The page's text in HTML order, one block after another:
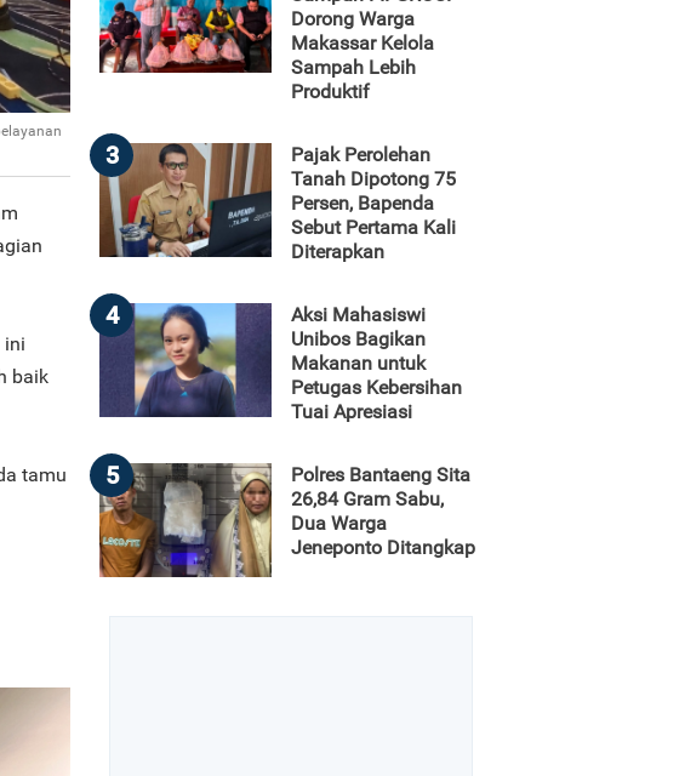
ini
baik
tamu
Dorong Warga
Makassar Kelola
Sampah Lebih
Produktif
3
Pajak Perolehan
Tanah Dipotong 75
Persen, Bapenda
Sebut Pertama Kali
Diterapkan
4
Aksi Mahasiswi
Unibos Bagikan
Makanan untuk
Petugas Kebersihan
Tuai Apresiasi
5
Polres Bantaeng Sita
26,84 Gram Sabu,
Dua Warga
Jeneponto Ditangkap